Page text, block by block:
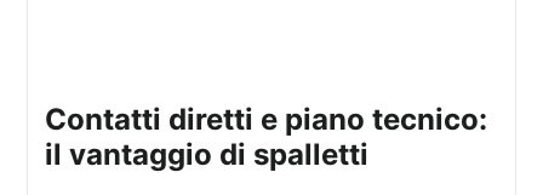
contatti diretti e piano tecnico:
il vantaggio di spalletti